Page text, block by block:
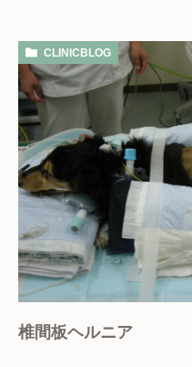
CLINICBLOG
椎間板ヘルニア